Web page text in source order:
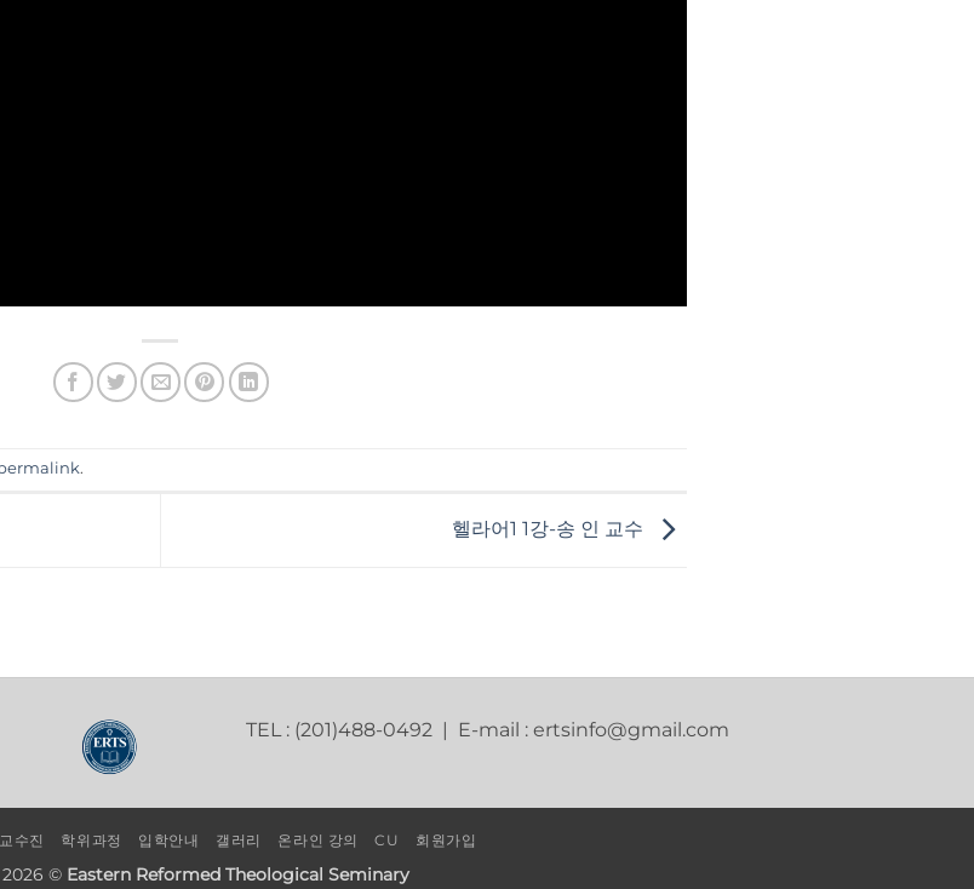
.
헬라어1 1강-송 인 교수
TEL : (201)488-0492 | E-mail : ertsinfo@gmail.com
교수진 학위과정 입학안내 갤러리 온라인 강의 CU 회원가입
© Eastern Reformed Theological Seminary